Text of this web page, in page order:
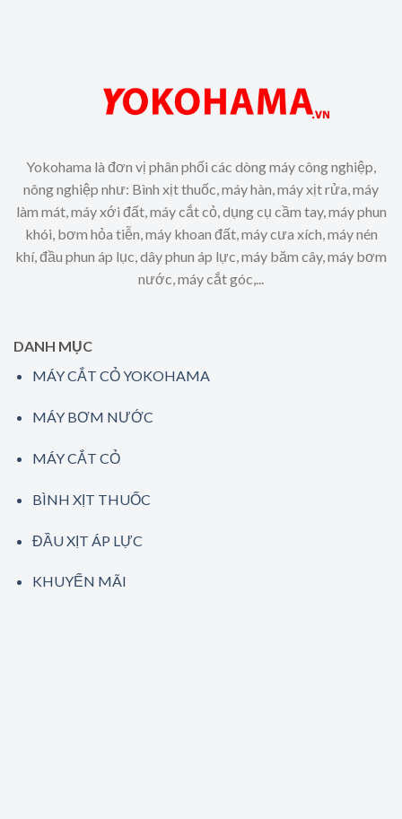
Yokohama là đơn vị phân phối các dòng máy công nghiệp,
nông nghiệp như: Bình xịt thuốc, máy hàn, máy xịt rửa, máy
làm mát, máy xới đất, máy cắt cỏ, dụng cụ cầm tay, máy phun
khói, bơm hỏa tiễn, máy khoan đất, máy cưa xích, máy nén
khí, đầu phun áp lục, dây phun áp lực, máy băm cây, máy bơm
nước, máy cắt góc,...
DANH MỤC
MÁY CẮT CỎ YOKOHAMA
MÁY BƠM NƯỚC
MÁY CẮT CỎ
BÌNH XỊT THUỐC
ĐẦU XỊT ÁP LỰC
KHUYẾN MÃI